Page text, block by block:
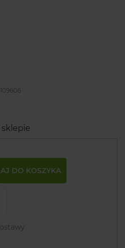
DO KOSZYKA